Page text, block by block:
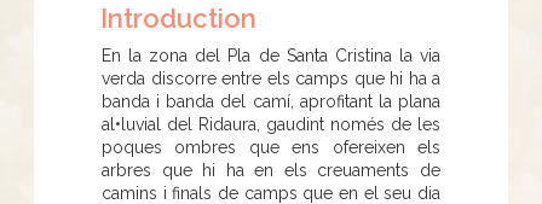
Introduction
En la zona del Pla de Santa Cristina la via
verda discorre entre els camps que hi ha a
banda i banda del camí, aprofitant la plana
al•luvial del Ridaura, gaudint només de les
poques ombres que ens ofereixen els
arbres que hi ha en els creuaments de
camins i finals de camps que en el seu dia